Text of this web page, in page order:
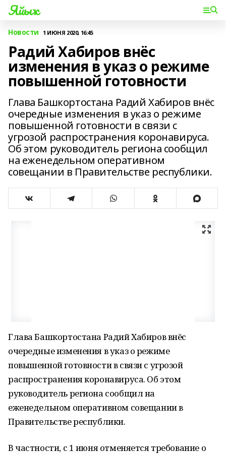
Яйыҡ
Новости 1 ИЮНЯ 2020, 16:45
Радий Хабиров внёс
изменения в указ о режиме
повышенной готовности
Глава Башкортостана Радий Хабиров внёс
очередные изменения в указ о режиме
повышенной готовности в связи с
угрозой распространения коронавируса.
Об этом руководитель региона сообщил
на еженедельном оперативном
совещании в Правительстве республики.
Глава Башкортостана Радий Хабиров внёс
очередные изменения в указ о режиме
повышенной готовности в связи с угрозой
распространения коронавируса. Об этом
руководитель региона сообщил на
еженедельном оперативном совещании в
Правительстве республики.
В частности, с 1 июня отменяется требование о